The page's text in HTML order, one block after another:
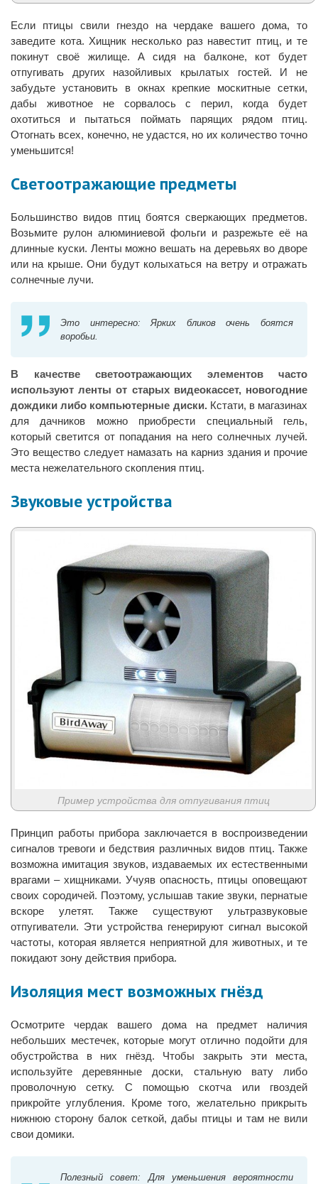
Если птицы свили гнездо на чердаке вашего дома, то
заведите кота. Хищник несколько раз навестит птиц, и те
покинут своё жилище. А сидя на балконе, кот будет
отпугивать других назойливых крылатых гостей. И не
забудьте установить в окнах крепкие москитные сетки,
дабы животное не сорвалось с перил, когда будет
охотиться и пытаться поймать парящих рядом птиц.
Отогнать всех, конечно, не удастся, но их количество точно
уменьшится!
Светоотражающие предметы
Большинство видов птиц боятся сверкающих предметов.
Возьмите рулон алюминиевой фольги и разрежьте её на
длинные куски. Ленты можно вешать на деревьях во дворе
или на крыше. Они будут колыхаться на ветру и отражать
солнечные лучи.
Это интересно: Ярких бликов очень боятся
воробьи.
В качестве светоотражающих элементов часто
используют ленты от старых видеокассет, новогодние
дождики либо компьютерные диски.Кстати, в магазинах
для дачников можно приобрести специальный гель,
который светится от попадания на него солнечных лучей.
Это вещество следует намазать на карниз здания и прочие
места нежелательного скопления птиц.
Звуковые устройства
Пример устройства для отпугивания птиц
Принцип работы прибора заключается в воспроизведении
сигналов тревоги и бедствия различных видов птиц. Также
возможна имитация звуков, издаваемых их естественными
врагами – хищниками. Учуяв опасность, птицы оповещают
своих сородичей. Поэтому, услышав такие звуки, пернатые
вскоре улетят. Также существуют ультразвуковые
отпугиватели. Эти устройства генерируют сигнал высокой
частоты, которая является неприятной для животных, и те
покидают зону действия прибора.
Изоляция мест возможных гнёзд
Осмотрите чердак вашего дома на предмет наличия
небольших местечек, которые могут отлично подойти для
обустройства в них гнёзд. Чтобы закрыть эти места,
используйте деревянные доски, стальную вату либо
проволочную сетку. С помощью скотча или гвоздей
прикройте углубления. Кроме того, желательно прикрыть
нижнюю сторону балок сеткой, дабы птицы и там не вили
свои домики.
Полезный совет: Для уменьшения вероятности